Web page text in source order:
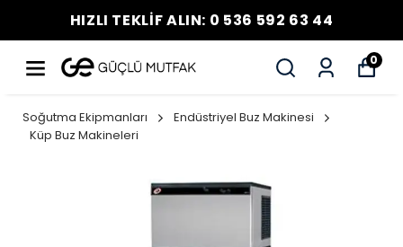
HIZLI TEKLİF ALIN: 0 536 592 63 44
0
Soğutma Ekipmanları
Endüstriyel Buz Makinesi
Küp Buz Makineleri